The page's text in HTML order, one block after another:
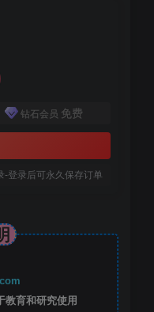
钻石会员 免费
-登录后可永久保存订单
教育和研究使用